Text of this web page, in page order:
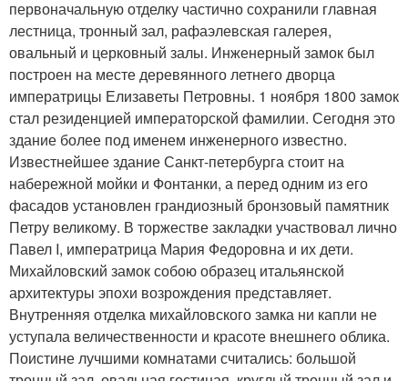
первоначальную отделку частично сохранили главная
лестница, тронный зал, рафаэлевская галерея,
овальный и церковный залы. Инженерный замок был
построен на месте деревянного летнего дворца
императрицы Елизаветы Петровны. 1 ноября 1800 замок
стал резиденцией императорской фамилии. Сегодня это
здание более под именем инженерного известно.
Известнейшее здание Санкт-петербурга стоит на
набережной мойки и Фонтанки, а перед одним из его
фасадов установлен грандиозный бронзовый памятник
Петру великому. В торжестве закладки участвовал лично
Павел I, императрица Мария Федоровна и их дети.
Михайловский замок собою образец итальянской
архитектуры эпохи возрождения представляет.
Внутренняя отделка михайловского замка ни капли не
уступала величественности и красоте внешнего облика.
Поистине лучшими комнатами считались: большой